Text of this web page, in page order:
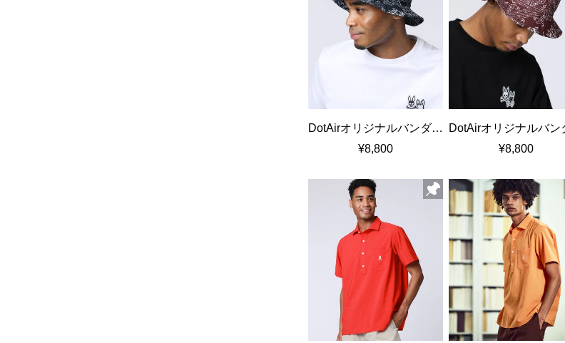
DotAirオリジナルバンダナ柄 バケットハット
¥8,800
¥8,800